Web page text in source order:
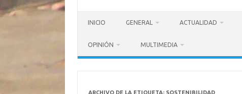
INICIO GENERAL ACTUALIDAD
OPINIÓN MULTIMEDIA
ARCHIVO DE LA ETIQUETA: SOSTENIBILIDAD